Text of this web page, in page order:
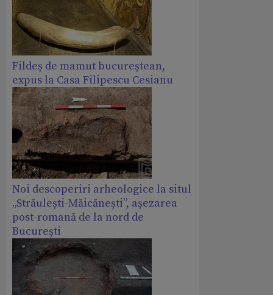
Fildeș de mamut bucureștean,
expus la Casa Filipescu Cesianu
Noi descoperiri arheologice la situl
„Străulești-Măicănești”, așezarea
post-romană de la nord de
București